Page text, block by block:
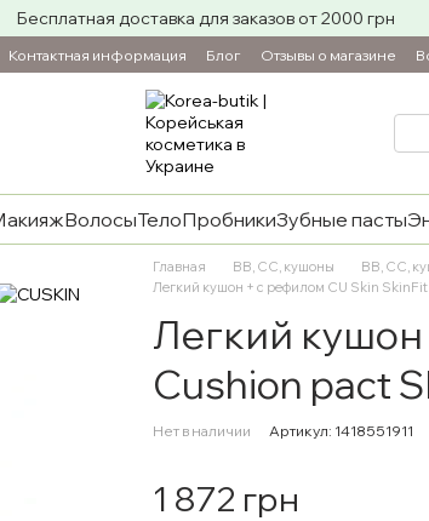
Бесплатная доставка для заказов от 2000 грн
Контактная информация Блог Отзывы о магазине
ВолосыТелоПробникиЗубные пасты
Главная ВВ, СС, кушоны
ВВ, СС,
Легкий кушон + c рефилом CU Skin SkinFit
Легкий кушон
Cushion pact
Нет в наличии Артикул: 1418551911
1 872 грн